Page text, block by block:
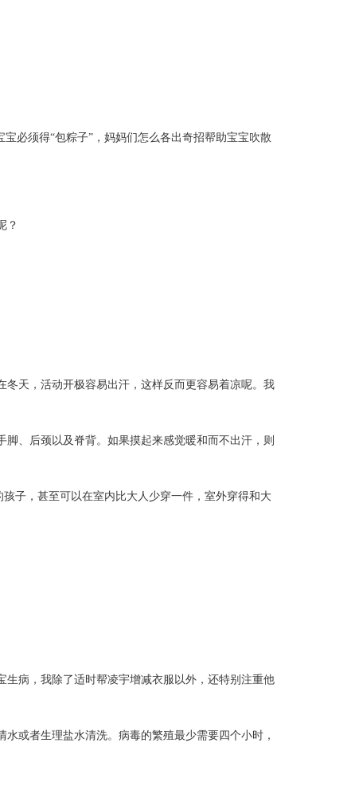
必须得“包粽子”，妈妈们怎么各出奇招帮助宝宝吹散
？
天，活动开极容易出汗，这样反而更容易着凉呢。我
、后颈以及脊背。如果摸起来感觉暖和而不出汗，则
子，甚至可以在室内比大人少穿一件，室外穿得和大
病，我除了适时帮凌宇增减衣服以外，还特别注重他
或者生理盐水清洗。病毒的繁殖最少需要四个小时，